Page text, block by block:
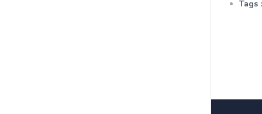
Tags :